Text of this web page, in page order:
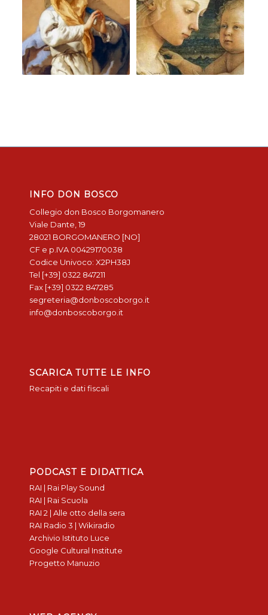
INFO DON BOSCO
Collegio don Bosco Borgomanero
Viale Dante, 19
28021 BORGOMANERO [NO]
CF e p.IVA 00429170038
Codice Univoco: X2PH38J
Tel [+39] 0322 847211
Fax [+39] 0322 847285
segreteria@donboscoborgo.it
info@donboscoborgo.it
SCARICA TUTTE LE INFO
Recapiti e dati fiscali
PODCAST E DIDATTICA
RAI | Rai Play Sound
RAI | Rai Scuola
RAI 2 | Alle otto della sera
RAI Radio 3 | Wikiradio
Archivio Istituto Luce
Google Cultural Institute
Progetto Manuzio